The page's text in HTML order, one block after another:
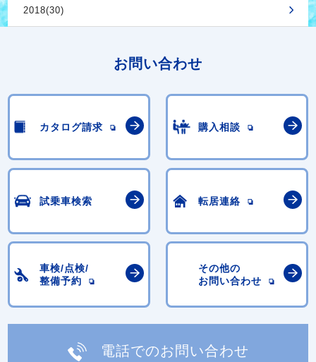
2018(30)
お問い合わせ
カタログ請求 購入相談
試乗車検索 転居連絡
車検/点検/
整備予約
その他の
お問い合わせ
電話でのお問い合わせ